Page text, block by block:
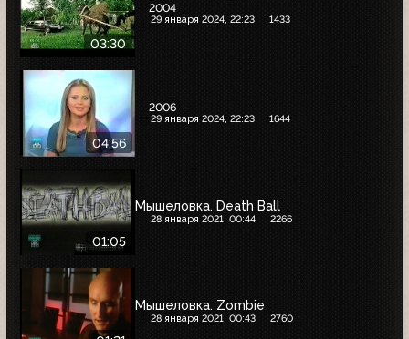
03:30
2004
29 января 2024, 22:23 1433
04:56
2006
29 января 2024, 22:23 1644
01:05
Мышеловка. Death Ball
28 января 2021, 00:44 2266
Мышеловка. Zombie
28 января 2021, 00:43 2760